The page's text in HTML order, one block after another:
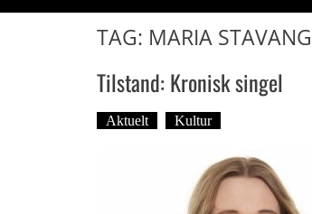
TAG: MARIA STAVANG
Tilstand: Kronisk singel
Aktuelt Kultur